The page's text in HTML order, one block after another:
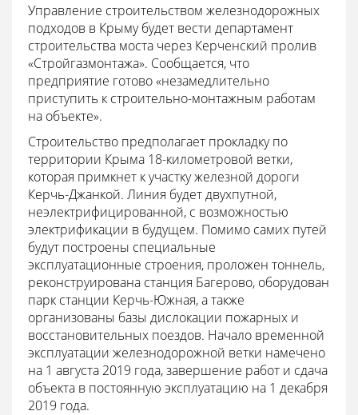
Управление строительством железнодорожных
подходов в Крыму будет вести департамент
строительства моста через Керченский пролив
«Стройгазмонтажа». Сообщается, что
предприятие готово «незамедлительно
приступить к строительно-монтажным работам
на объекте».
Строительство предполагает прокладку по
территории Крыма 18-километровой ветки,
которая примкнет к участку железной дороги
Керчь-Джанкой. Линия будет двухпутной,
неэлектрифицированной, с возможностью
электрификации в будущем. Помимо самих путей
будут построены специальные
эксплуатационные строения, проложен тоннель,
реконструирована станция Багерово, оборудован
парк станции Керчь-Южная, а также
организованы базы дислокации пожарных и
восстановительных поездов. Начало временной
эксплуатации железнодорожной ветки намечено
на 1 августа 2019 года, завершение работ и сдача
объекта в постоянную эксплуатацию на 1 декабря
2019 года.